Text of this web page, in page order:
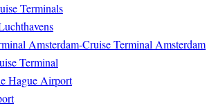
Terminals
Amsterdam-Cruise Terminal Amsterdam
Terminal
Hague Airport